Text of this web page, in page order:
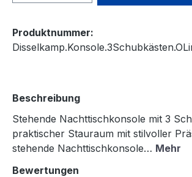
Produktnummer:
Beschreibung
Stehende Nachttischkonsole mit 3
praktischer Stauraum mit stilvoller
stehende Nachttischkonsole… Mehr
Bewertungen